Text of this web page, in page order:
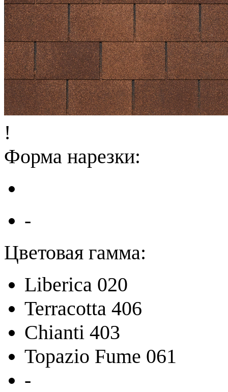
!
Форма нарезки:
-
Цветовая гамма:
Liberica 020
Terracotta 406
Chianti 403
Topazio Fume 061
-